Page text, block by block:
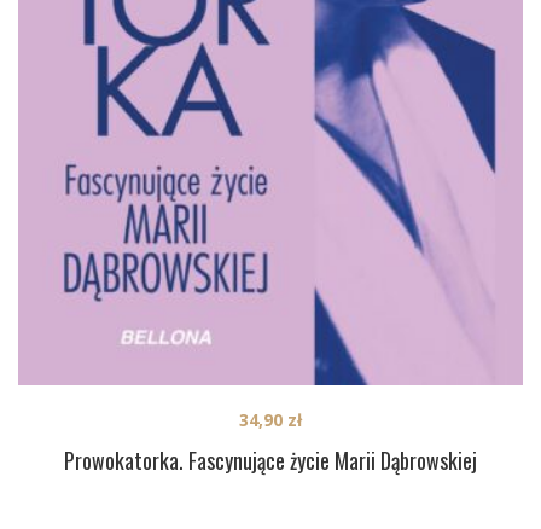
Prowokatorka. Fascynujące życie Marii Dąbrowskiej
34,90 zł